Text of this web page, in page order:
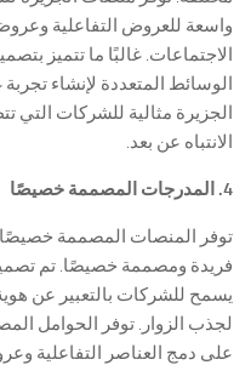
واسعة للعروض التفاعلية
الاجتماعات. غالبًا ما تتميز
الوسائط المتعددة لإنشاء تجربة
الجزيرة مثالية للشركات التي
الانتباه عن بعد.
4. المدرجات المصممة خصيصًا
توفر المنصات المصممة
فريدة ومصممة خصيصًا. تم
يسمح للشركات بالتعبير عن
لجذب الزوار. توفر الحوامل
على دمج العناصر التفاعلية